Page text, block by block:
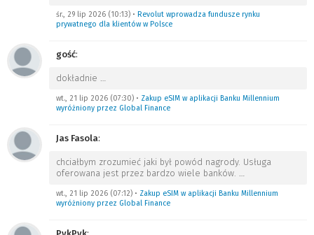
śr., 29 lip 2026 (10:13) • Revolut wprowadza fundusze rynku
prywatnego dla klientów w Polsce
gość:
dokładnie
wt., 21 lip 2026 (07:30) • Zakup eSIM w aplikacji Banku Millennium
wyróżniony przez Global Finance
Jas Fasola:
chciałbym zrozumieć jaki był powód nagrody. Usługa
oferowana jest przez bardzo wiele banków.
wt., 21 lip 2026 (07:12) • Zakup eSIM w aplikacji Banku Millennium
wyróżniony przez Global Finance